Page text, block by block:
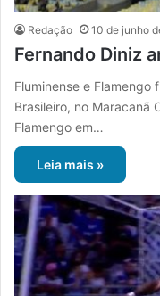
Redação 10 de junho
Fernando Diniz
Fluminense e
Brasileiro, no Maracanã
Flamengo em…
Leia mais »